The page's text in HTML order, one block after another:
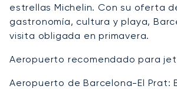
estrellas Michelin. Con su oferta
gastronomía, cultura y playa,
visita obligada en primavera.
Aeropuerto recomendado para
Aeropuerto de Barcelona-El Prat: